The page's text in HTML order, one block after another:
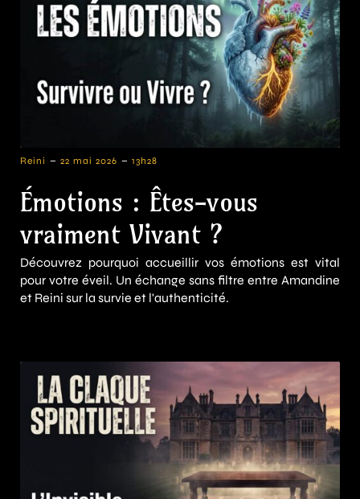
Reini - 22 mai 2026 - 13h28
Émotions : Êtes-vous
vraiment Vivant ?
Découvrez pourquoi accueillir vos émotions est vital
pour votre éveil. Un échange sans filtre entre Amandine
et Reini sur la survie et l'authenticité.